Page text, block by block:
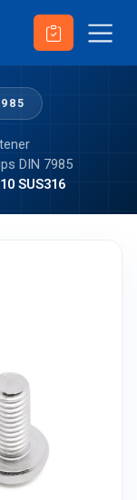
DIN 7985
SUS316